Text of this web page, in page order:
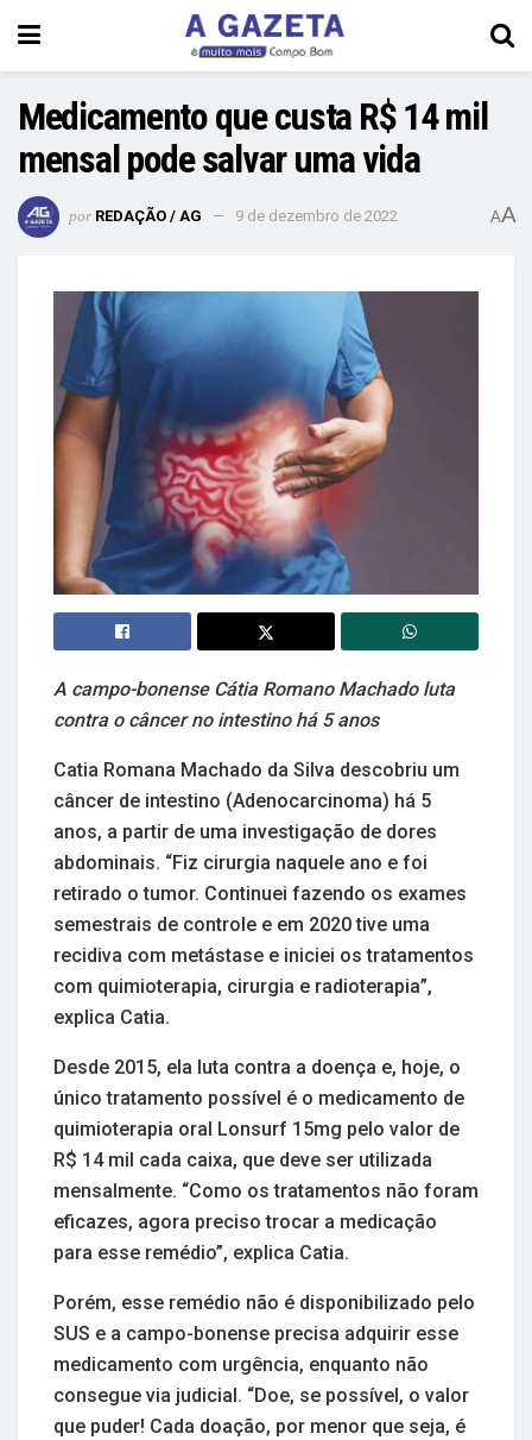
Medicamento que custa R$ 14 mil
mensal pode salvar uma vida
por REDAÇÃO / AG 9 de dezembro de 2022 AA
A campo-bonense Cátia Romano Machado luta
contra o câncer no intestino há 5 anos
Catia Romana Machado da Silva descobriu um
câncer de intestino (Adenocarcinoma) há 5
anos, a partir de uma investigação de dores
abdominais. “Fiz cirurgia naquele ano e foi
retirado o tumor. Continuei fazendo os exames
semestrais de controle e em 2020 tive uma
recidiva com metástase e iniciei os tratamentos
com quimioterapia, cirurgia e radioterapia”,
explica Catia.
Desde 2015, ela luta contra a doença e, hoje, o
único tratamento possível é o medicamento de
quimioterapia oral Lonsurf 15mg pelo valor de
R$ 14 mil cada caixa, que deve ser utilizada
mensalmente. “Como os tratamentos não foram
eficazes, agora preciso trocar a medicação
para esse remédio”, explica Catia.
Porém, esse remédio não é disponibilizado pelo
SUS e a campo-bonense precisa adquirir esse
medicamento com urgência, enquanto não
consegue via judicial. “Doe, se possível, o valor
que puder! Cada doação, por menor que seja, é